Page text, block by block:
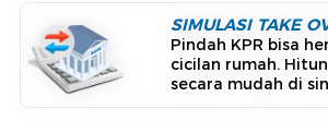
SIMULASI TAKE
Pindah KPR bisa
cicilan rumah.
secara mudah di